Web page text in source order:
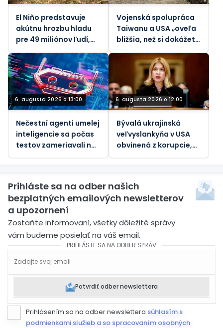
El Niño predstavuje
akútnu hrozbu hladu
pre 49 miliónov ľudí,
tvrdí OSN
Vojenská spolupráca
Taiwanu a USA „oveľa
bližšia, než si dokážete
predstaviť“ – Taipei
6. augusta 2026 o 13:00
Nečestní agenti umelej
inteligencie sa počas
testov zameriavali na
6. augusta 2026 o 12:00
Bývalá ukrajinská
veľvyslankyňa v USA
obvinená z korupcie,
Prihláste sa na odber našich
bezplatných emailových newsletterov
a upozornení
Zostaňte informovaní, všetky dôležité správy
vám budeme posielať na váš email.
PRIHLÁSTE SA NA ODBER SPRÁV
Potvrdiť odber newslettera
Prihlásením sa na odber newslettera súhlasím s
podmienkami služieb a so spracovaním osobných